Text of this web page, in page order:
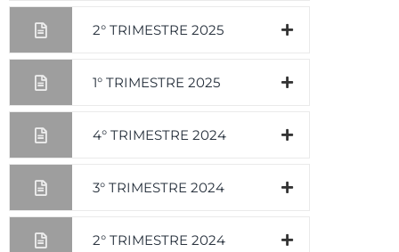
2° TRIMESTRE 2025
1° TRIMESTRE 2025
4° TRIMESTRE 2024
3° TRIMESTRE 2024
2° TRIMESTRE 2024